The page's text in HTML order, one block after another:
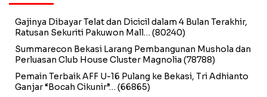
Gajinya Dibayar Telat dan Dicicil dalam 4 Bulan Terakhir,
Ratusan Sekuriti Pakuwon Mall… (80240)
Summarecon Bekasi Larang Pembangunan Mushola dan
Perluasan Club House Cluster Magnolia (78788)
Pemain Terbaik AFF U-16 Pulang ke Bekasi, Tri Adhianto
Ganjar “Bocah Cikunir”… (66865)